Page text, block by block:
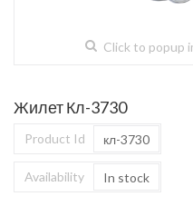
Click to popup
Жилет Кл-3730
Product Id кл-3730
Availability In stock